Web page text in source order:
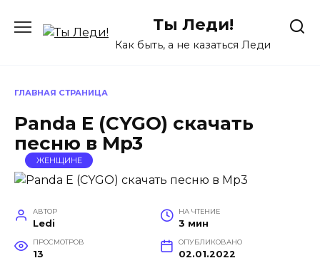
содержанию
Ты Леди!
Как быть, а не казаться Леди
ГЛАВНАЯ СТРАНИЦА
Panda E (CYGO) скачать
песню в Mp3
ЖЕНЩИНЕ
АВТОР
Ledi
НА ЧТЕНИЕ
3 мин
ПРОСМОТРОВ
13
ОПУБЛИКОВАНО
02.01.2022